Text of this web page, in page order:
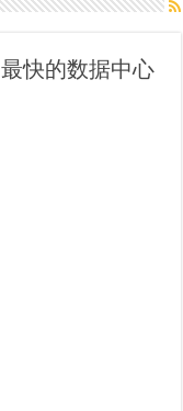
快的数据中心